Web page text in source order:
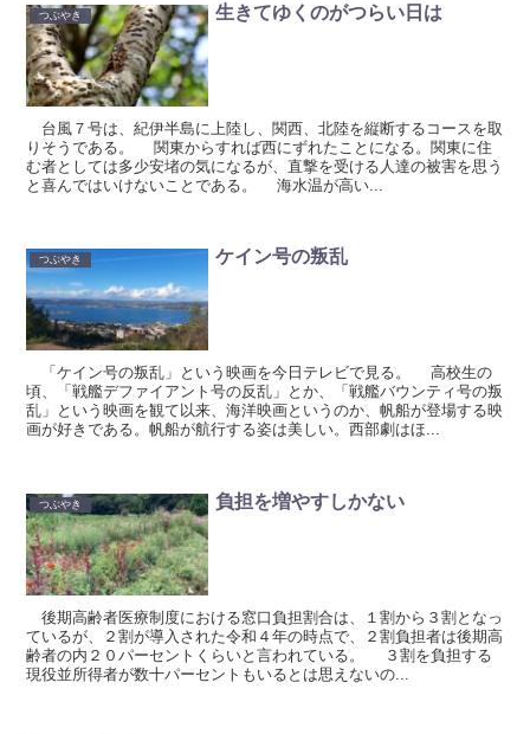
つぶやき 生きてゆくのがつらい日は
台風７号は、紀伊半島に上陸し、関西、北陸を縦断するコースを取
りそうである。 関東からすれば西にずれたことになる。関東に住
む者としては多少安堵の気になるが、直撃を受ける人達の被害を思う
と喜んではいけないことである。 海水温が高い...
つぶやき ケイン号の叛乱
「ケイン号の叛乱」という映画を今日テレビで見る。 高校生の
頃、「戦艦デファイアント号の反乱」とか、「戦艦バウンティ号の叛
乱」という映画を観て以来、海洋映画というのか、帆船が登場する映
画が好きである。帆船が航行する姿は美しい。西部劇はほ...
つぶやき 負担を増やすしかない
後期高齢者医療制度における窓口負担割合は、１割から３割となっ
ているが、２割が導入された令和４年の時点で、２割負担者は後期高
齢者の内２０パーセントくらいと言われている。 ３割を負担する
現役並所得者が数十パーセントもいるとは思えないの...